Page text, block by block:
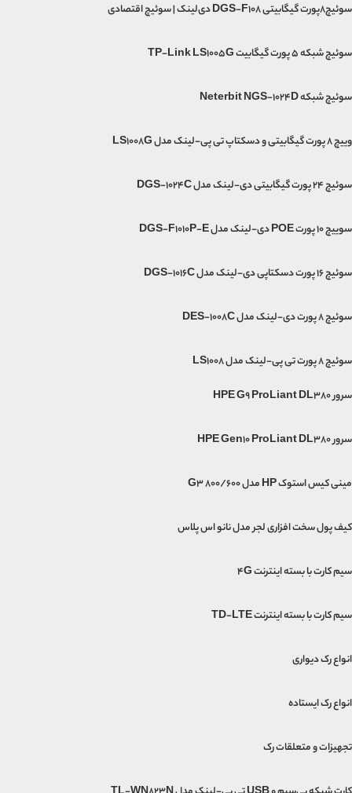
سوئیچ۸پورت گیگابیتی DGS-F108 دی‌لینک | سوئیچ اقتصادی
سوئیچ شبکه 5 پورت گیگابیت TP-Link LS1005G
سوئیچ شبکه Neterbit NGS-1024D
وییچ 8 پورت گیگابیتی و دسکتاپ تی پی-لینک مدل LS1008G
سوئیچ 24 پورت گیگابیتی دی-لینک مدل DGS-1024C
سوییچ 10 پورت POE دی-لینک مدل DGS-F1010P-E
سوئیچ 16 پورت دسکتاپی دی-لینک مدل DGS-1016C
سوئیچ 8 پورت دی-لینک مدل DES-1008C
سوئیچ ۸ پورت تی پی-لینک مدل LS1008
سرور HPE G9 ProLiant DL380
سرور HPE Gen10 ProLiant DL380
مینی‌ کیس استوک HP مدل G3 800/600
کیف پول سخت افزاری لجر مدل نانو اس پلاس
سیم کارت با بسته اینترنت 4G
سیم کارت با بسته اینترنت TD-LTE
انواع رک دیواری
انواع رک ایستاده
تجهیزات و متعلقات رک